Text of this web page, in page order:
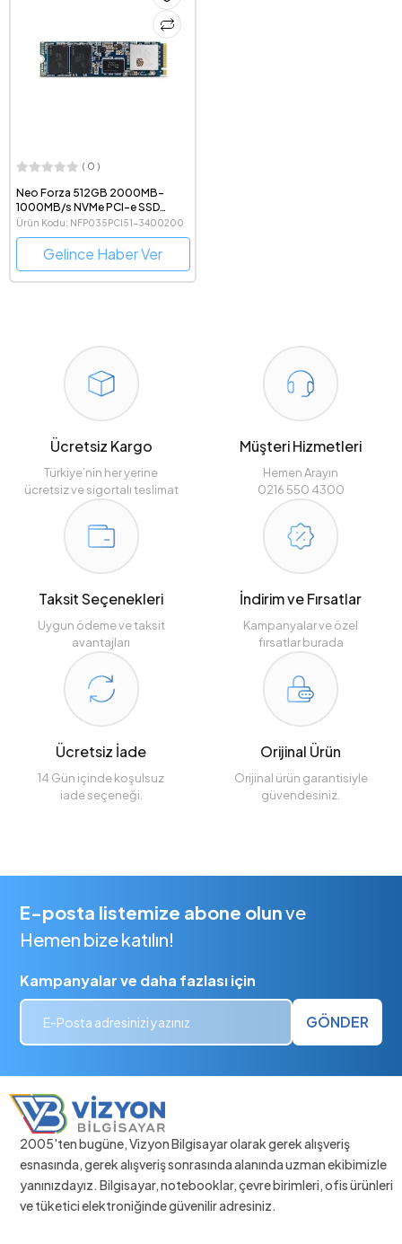
( 0 )
Neo Forza 512GB 2000MB-
1000MB/s NVMe PCI-e SSD
NFP035PCI51-3400200
Ürün Kodu: NFP035PCI51-3400200
Gelince Haber Ver
Ücretsiz Kargo
Türkiye’nin her yerine
ücretsiz ve sigortalı teslimat
Müşteri Hizmetleri
Hemen Arayın
0216 550 4300
Taksit Seçenekleri
Uygun ödeme ve taksit
avantajları
İndirim ve Fırsatlar
Kampanyalar ve özel
fırsatlar burada
Ücretsiz İade
14 Gün içinde koşulsuz
iade seçeneği.
Orijinal Ürün
Orijinal ürün garantisiyle
güvendesiniz.
E-posta listemize abone olunve
Hemen bize katılın!
Kampanyalar ve daha fazlası için
GÖNDER
2005'ten bugüne, Vizyon Bilgisayar olarak gerek alışveriş
esnasında, gerek alışveriş sonrasında alanında uzman ekibimizle
yanınızdayız. Bilgisayar, notebooklar, çevre birimleri, ofis ürünleri
ve tüketici elektroniğinde güvenilir adresiniz.